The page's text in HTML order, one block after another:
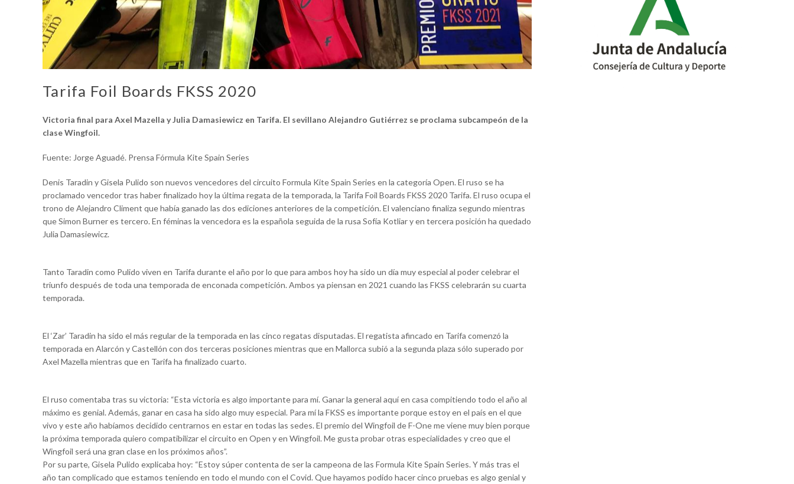
Tarifa Foil Boards FKSS 2020
Victoria final para Axel Mazella y Julia Damasiewicz en Tarifa. El sevillano Alejandro Gutiérrez se proclama subcampeón de la
clase Wingfoil.
Fuente: Jorge Aguadé. Prensa Fórmula Kite Spain Series
Denis Taradin y Gisela Pulido son nuevos vencedores del circuito Formula Kite Spain Series en la categoría Open. El ruso se ha
proclamado vencedor tras haber finalizado hoy la última regata de la temporada, la Tarifa Foil Boards FKSS 2020 Tarifa. El ruso ocupa el
trono de Alejandro Climent que había ganado las dos ediciones anteriores de la competición. El valenciano finaliza segundo mientras
que Simon Burner es tercero. En féminas la vencedora es la española seguida de la rusa Sofía Kotliar y en tercera posición ha quedado
Julia Damasiewicz.
Tanto Taradin como Pulido viven en Tarifa durante el año por lo que para ambos hoy ha sido un día muy especial al poder celebrar el
triunfo después de toda una temporada de enconada competición. Ambos ya piensan en 2021 cuando las FKSS celebrarán su cuarta
temporada.
El ‘Zar’ Taradin ha sido el más regular de la temporada en las cinco regatas disputadas. El regatista afincado en Tarifa comenzó la
temporada en Alarcón y Castellón con dos terceras posiciones mientras que en Mallorca subió a la segunda plaza sólo superado por
Axel Mazella mientras que en Tarifa ha finalizado cuarto.
El ruso comentaba tras su victoria: “Esta victoria es algo importante para mí. Ganar la general aquí en casa compitiendo todo el año al
máximo es genial. Además, ganar en casa ha sido algo muy especial. Para mí la FKSS es importante porque estoy en el país en el que
vivo y este año habíamos decidido centrarnos en estar en todas las sedes. El premio del Wingfoil de F-One me viene muy bien porque
la próxima temporada quiero compatibilizar el circuito en Open y en Wingfoil. Me gusta probar otras especialidades y creo que el
Wingfoil será una gran clase en los próximos años”.
Por su parte, Gisela Pulido explicaba hoy: “Estoy súper contenta de ser la campeona de las Formula Kite Spain Series. Y más tras el
año tan complicado que estamos teniendo en todo el mundo con el Covid. Que hayamos podido hacer cinco pruebas es algo genial y